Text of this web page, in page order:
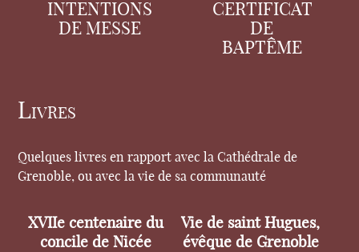
INTENTIONS
DE MESSE
CERTIFICAT
DE
BAPTÊME
Livres
Quelques livres en rapport avec la Cathédrale de
Grenoble, ou avec la vie de sa communauté
XVIIe centenaire du
concile de Nicée
Vie de saint Hugues,
évêque de Grenoble